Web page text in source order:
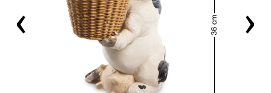
‹ ›